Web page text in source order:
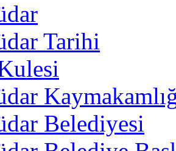
Tarihi
Belediyesi